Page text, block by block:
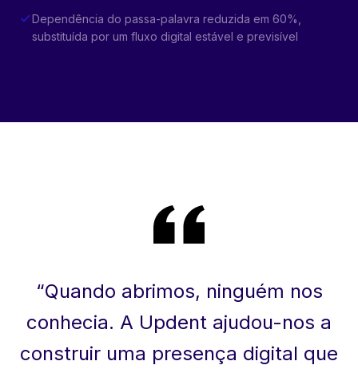
Dependência do passa-palavra reduzida em 60%,
substituída por um fluxo digital estável e previsível
“Quando abrimos, ninguém nos
conhecia. A Updent ajudou-nos a
construir uma presença digital que